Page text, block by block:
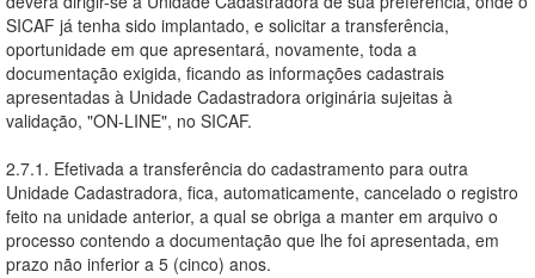
SICAF já tenha sido implantado, e solicitar a transferência,
oportunidade em que apresentará, novamente, toda a
documentação exigida, ficando as informações cadastrais
apresentadas à Unidade Cadastradora originária sujeitas à
validação, "ON-LINE", no SICAF.
2.7.1. Efetivada a transferência do cadastramento para outra
Unidade Cadastradora, fica, automaticamente, cancelado o registro
feito na unidade anterior, a qual se obriga a manter em arquivo o
processo contendo a documentação que lhe foi apresentada, em
prazo não inferior a 5 (cinco) anos.